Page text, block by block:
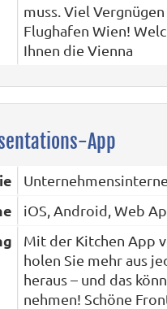
muss. Viel
Flughafen Wien!
Ihnen die Vienna
App
iOS, Android, Web
Mit der Kitchen App
holen Sie mehr aus
heraus – und das
nehmen! Schöne